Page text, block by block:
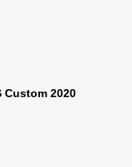
Custom 2020